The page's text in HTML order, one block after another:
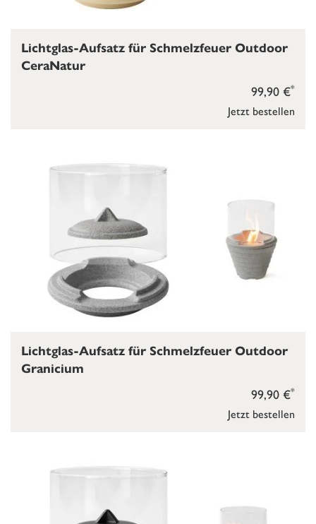
Jetzt bestellen
99,90 €*
Lichtglas-Aufsatz für Schmelzfeuer Outdoor
CeraNatur
Jetzt bestellen
99,90 €*
Lichtglas-Aufsatz für Schmelzfeuer Outdoor
Granicium